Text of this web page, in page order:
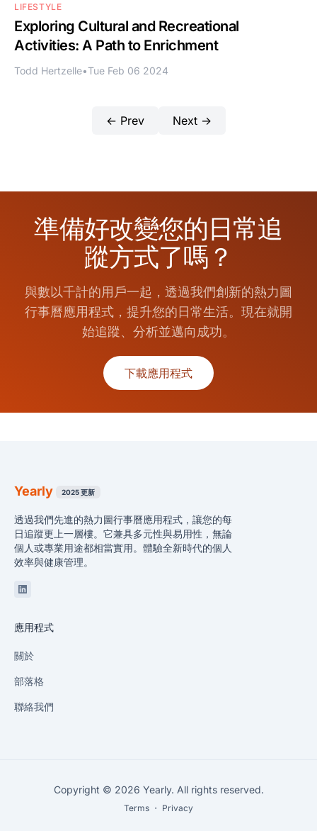
LIFESTYLE
Exploring Cultural and Recreational
Activities: A Path to Enrichment
Todd Hertzelle•Tue Feb 06 2024
← Prev Next →
準備好改變您的日常追
蹤方式了嗎？
與數以千計的用戶一起，透過我們創新的熱力圖
行事曆應用程式，提升您的日常生活。現在就開
始追蹤、分析並邁向成功。
下載應用程式
Yearly 2025 更新
透過我們先進的熱力圖行事曆應用程式，讓您的每
日追蹤更上一層樓。它兼具多元性與易用性，無論
個人或專業用途都相當實用。體驗全新時代的個人
效率與健康管理。
Linkedin
應用程式
關於
部落格
聯絡我們
Copyright © 2026 Yearly. All rights reserved.
Terms ・ Privacy